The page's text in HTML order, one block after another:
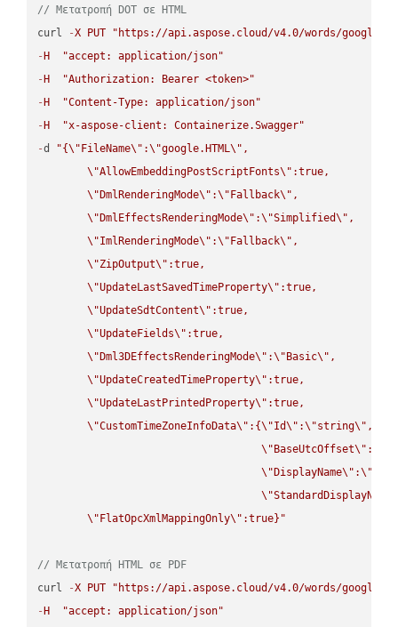
// Μετατροπή DOT σε HTML
curl
-X PUT
"https://api.aspose.cloud/v4.0/words/
- H
"accept: application/json"
- H
"Authorization: Bearer <token>"
- H
"Content-Type: application/json"
- H
"x-aspose-client: Containerize.Swagger"
-d "{\" FileName\" :\"google.HTML\" ,
\"AllowEmbeddingPostScriptFonts\" :true,
\" DmlRenderingMode\" :\" Fallback\" ,
\" DmlEffectsRenderingMode\" :\"Simplified\" ,
\"ImlRenderingMode\" :\" Fallback\" ,
\"ZipOutput\" :true,
\"UpdateLastSavedTimeProperty\" :true,
\"UpdateSdtContent\" :true,
\"UpdateFields\" :true,
\" Dml3DEffectsRenderingMode\" :\" Basic\" ,
\"UpdateCreatedTimeProperty\" :true,
\"UpdateLastPrintedProperty\" :true,
\"CustomTimeZoneInfoData\" :{\"Id\" :\"string\" ,
\" BaseUtcOffset\" :
\" DisplayName\" :\"
\"StandardDisplayName
\" FlatOpcXmlMappingOnly\" :true}"
// Μετατροπή HTML σε PDF
curl
-X PUT
"https://api.aspose.cloud/v4.0/words/
- H
"accept: application/json"